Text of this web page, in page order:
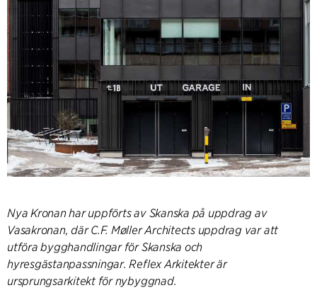
Nya Kronan har uppförts av Skanska på uppdrag av
Vasakronan, där C.F. Møller Architects uppdrag var att
utföra bygghandlingar för Skanska och
hyresgästanpassningar. Reflex Arkitekter är
ursprungsarkitekt för nybyggnad.